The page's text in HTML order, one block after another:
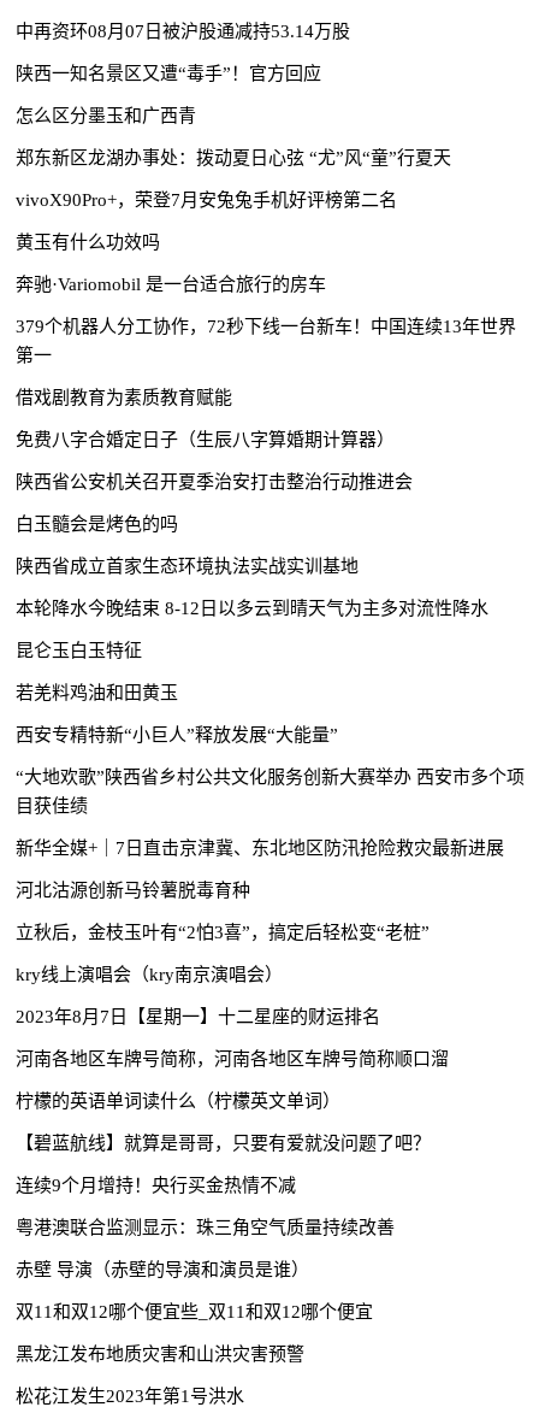
中再资环08月07日被沪股通减持53.14万股
陕西一知名景区又遭“毒手”！官方回应
怎么区分墨玉和广西青
郑东新区龙湖办事处：拨动夏日心弦 “尤”风“童”行夏天
vivoX90Pro+，荣登7月安兔兔手机好评榜第二名
黄玉有什么功效吗
奔驰·Variomobil 是一台适合旅行的房车
379个机器人分工协作，72秒下线一台新车！中国连续13年世界
第一
借戏剧教育为素质教育赋能
免费八字合婚定日子（生辰八字算婚期计算器）
陕西省公安机关召开夏季治安打击整治行动推进会
白玉髓会是烤色的吗
陕西省成立首家生态环境执法实战实训基地
本轮降水今晚结束 8-12日以多云到晴天气为主多对流性降水
昆仑玉白玉特征
若羌料鸡油和田黄玉
西安专精特新“小巨人”释放发展“大能量”
“大地欢歌”陕西省乡村公共文化服务创新大赛举办 西安市多个项
目获佳绩
新华全媒+｜7日直击京津冀、东北地区防汛抢险救灾最新进展
河北沽源创新马铃薯脱毒育种
立秋后，金枝玉叶有“2怕3喜”，搞定后轻松变“老桩”
kry线上演唱会（kry南京演唱会）
2023年8月7日【星期一】十二星座的财运排名
河南各地区车牌号简称，河南各地区车牌号简称顺口溜
柠檬的英语单词读什么（柠檬英文单词）
【碧蓝航线】就算是哥哥，只要有爱就没问题了吧？
连续9个月增持！央行买金热情不减
粤港澳联合监测显示：珠三角空气质量持续改善
赤壁 导演（赤壁的导演和演员是谁）
双11和双12哪个便宜些_双11和双12哪个便宜
黑龙江发布地质灾害和山洪灾害预警
松花江发生2023年第1号洪水